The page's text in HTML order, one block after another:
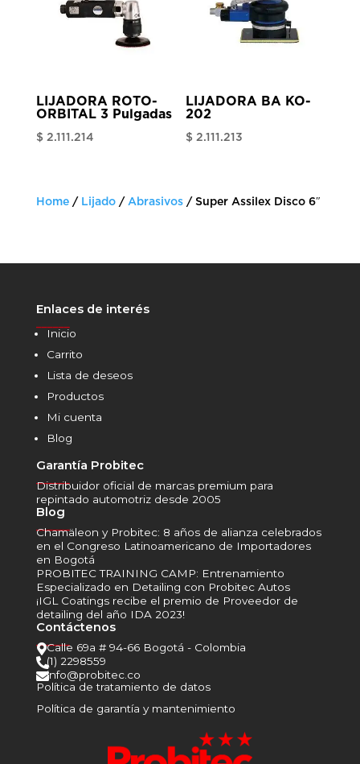
LIJADORA ROTO-
ORBITAL 3 Pulgadas
$ 2.111.214
LIJADORA BA KO-
202
$ 2.111.213
Home/ Lijado/ Abrasivos/ Super Assilex Disco 6″
Enlaces de interés
Inicio
Carrito
Lista de deseos
Productos
Mi cuenta
Blog
Garantía Probitec
______
Distribuidor oficial de marcas premium para
repintado automotriz desde 2005
Blog
______
Chamäleon y Probitec: 8 años de alianza celebrados
en el Congreso Latinoamericano de Importadores
en Bogotá
PROBITEC TRAINING CAMP: Entrenamiento
Especializado en Detailing con Probitec Autos
¡IGL Coatings recibe el premio de Proveedor de
detailing del año IDA 2023!
Contáctenos
______
Calle 69a # 94-66 Bogotá - Colombia
(1) 2298559
info@probitec.co
Política de tratamiento de datos
Política de garantía y mantenimiento